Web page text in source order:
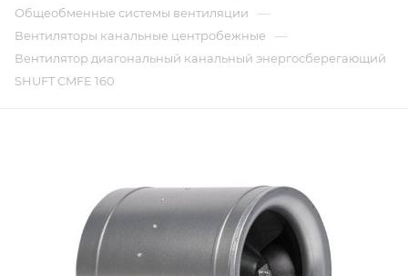
Общеобменные системы вентиляции —
Вентиляторы канальные центробежные —
Вентилятор диагональный канальный энергосберегающий
SHUFT CMFE 160